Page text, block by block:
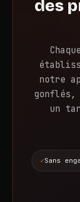
des
notre
gonflés,
un
Sans